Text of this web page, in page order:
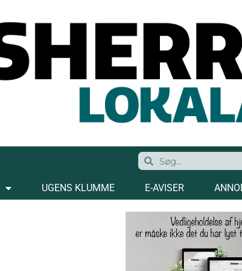
UGENS KLUMME E-AVISER